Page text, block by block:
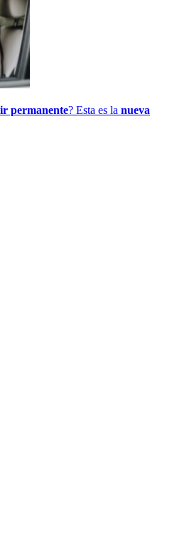
permanente? Esta es la nueva